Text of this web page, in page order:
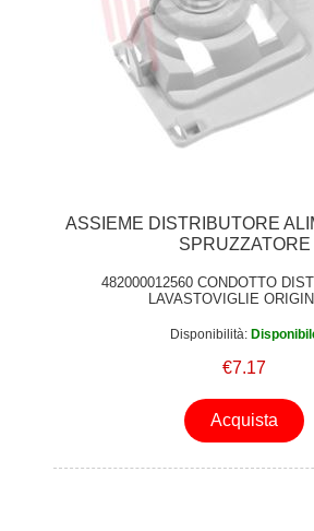
ASSIEME DISTRIBUTORE
SPRUZZATORE
482000012560 CONDOTTO
LAVASTOVIGLIE
Disponibilità:
€7.17
Acquista